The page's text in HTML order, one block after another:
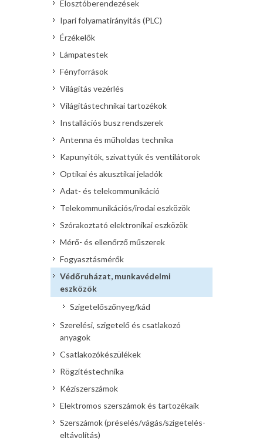
Elosztóberendezések
Ipari folyamatirányítás (PLC)
Érzékelők
Lámpatestek
Fényforrások
Világítás vezérlés
Világítástechnikai tartozékok
Installációs busz rendszerek
Antenna és műholdas technika
Kapunyitók, szivattyúk és ventilátorok
Optikai és akusztikai jeladók
Adat- és telekommunikáció
Telekommunikációs/irodai eszközök
Szórakoztató elektronikai eszközök
Mérő- és ellenőrző műszerek
Fogyasztásmérők
Védőruházat, munkavédelmi
eszközök
Szigetelőszőnyeg/kád
Szerelési, szigetelő és csatlakozó
anyagok
Csatlakozókészülékek
Rögzítéstechnika
Kéziszerszámok
Elektromos szerszámok és tartozékaik
Szerszámok (préselés/vágás/szigetelés-
eltávolítás)